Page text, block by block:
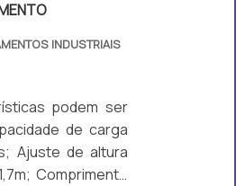
INDUSTRIAIS
podem ser
Ajuste de altura
Comprimento